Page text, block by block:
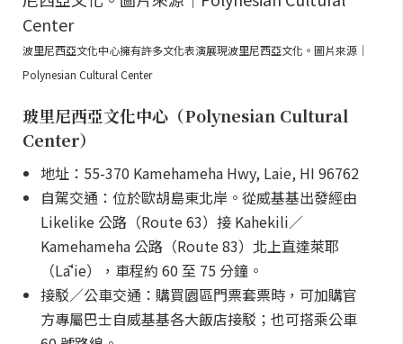
波里尼西亞文化中心擁有許多文化表演展現波里尼西亞文化。圖片來源｜
Polynesian Cultural Center
玻里尼西亞文化中心（Polynesian Cultural
Center）
地址：55-370 Kamehameha Hwy, Laie, HI 96762
自駕交通：位於歐胡島東北岸。從威基基出發經由
Likelike 公路（Route 63）接 Kahekili／
Kamehameha 公路（Route 83）北上直達萊耶
（Lāʻie），車程約 60 至 75 分鐘。
接駁／公車交通：購買園區門票套票時，可加購官
方專屬巴士自威基基各大飯店接駁；也可搭乘公車